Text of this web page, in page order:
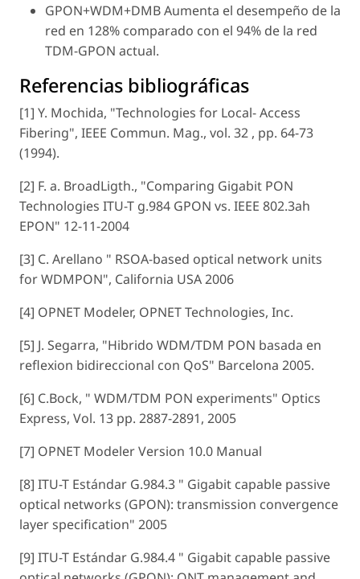
GPON+WDM+DMB Aumenta el desempeño de la
red en 128% comparado con el 94% de la red
TDM-GPON actual.
Referencias bibliográficas
[1] Y. Mochida, "Technologies for Local- Access
Fibering", IEEE Commun. Mag., vol. 32 , pp. 64-73
(1994).
[2] F. a. BroadLigth., "Comparing Gigabit PON
Technologies ITU-T g.984 GPON vs. IEEE 802.3ah
EPON" 12-11-2004
[3] C. Arellano " RSOA-based optical network units
for WDMPON", California USA 2006
[4] OPNET Modeler, OPNET Technologies, Inc.
[5] J. Segarra, "Hibrido WDM/TDM PON basada en
reflexion bidireccional con QoS" Barcelona 2005.
[6] C.Bock, " WDM/TDM PON experiments" Optics
Express, Vol. 13 pp. 2887-2891, 2005
[7] OPNET Modeler Version 10.0 Manual
[8] ITU-T Estándar G.984.3 " Gigabit capable passive
optical networks (GPON): transmission convergence
layer specification" 2005
[9] ITU-T Estándar G.984.4 " Gigabit capable passive